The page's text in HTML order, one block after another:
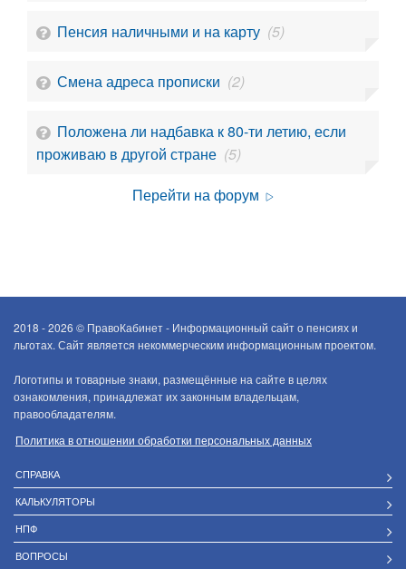
Пенсия наличными и на карту (5)
Смена адреса прописки (2)
Положена ли надбавка к 80-ти летию, если
проживаю в другой стране (5)
Перейти на форум
2018 - 2026 © ПравоКабинет - Информационный сайт о пенсиях и
льготах. Сайт является некоммерческим информационным проектом.
Логотипы и товарные знаки, размещённые на сайте в целях
ознакомления, принадлежат их законным владельцам,
правообладателям.
Политика в отношении обработки персональных данных
СПРАВКА
КАЛЬКУЛЯТОРЫ
НПФ
ВОПРОСЫ